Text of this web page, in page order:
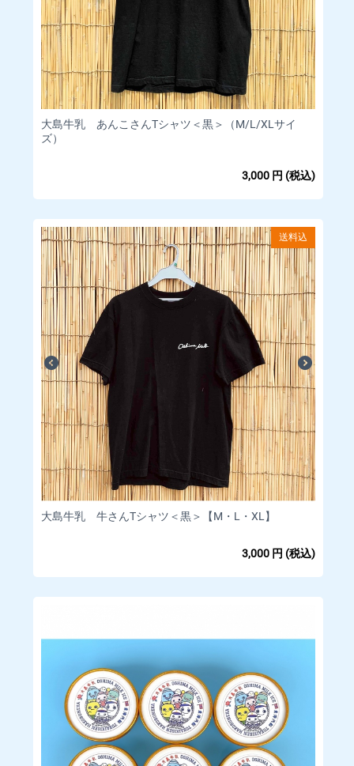
ご注文確認後、通常5営業日内に発送いたします。
□海外配送について
当店は海外への発送を行っていません。
配送料金
送料は商品により異なります。各商品ページをご覧ください。
□取扱カード
Visa/MasterCard/JCB/Discover/AmericanExpress/DinersClub
※すべて1回払いのみ承ります。
分割払い、ボーナス払い、リボ払いでのお支払いはできかねま
すのであらかじめご了承ください。
※料金は商品購入時に決済されます。
【備考】
·お客様のご利用状況等によってクレジットカードがご利用いた
だけない場合、ご注文をキャンセルいたします。
·ご注文の際にお客様の本人確認（電話確認等）をお願いする場
合もございます。
·お客様と異なる名義のクレジットカードはご利用いただけませ
·システム上、クレジットカード利用控えは発行しておりませ
商品の特性上、当店では商品に欠陥
がある場合を除き、返品・返金は行
□お客様都合によるキャンセル(商品発送前)
【対応条件】商品発送前であれば、キャンセルを承ります。
【キャンセル方法】マイページの「注文」をクリックいただ
き、「ショップ管理者に連絡」もしくはメッセージタブよりご
連絡下さい。
大島牛乳 あんこさんTシャツ＜黒＞（M/L/XLサイ
ズ）
3,000 円 (税込)
送料込
大島牛乳 牛さんTシャツ＜黒＞【M・L・XL】
3,000 円 (税込)